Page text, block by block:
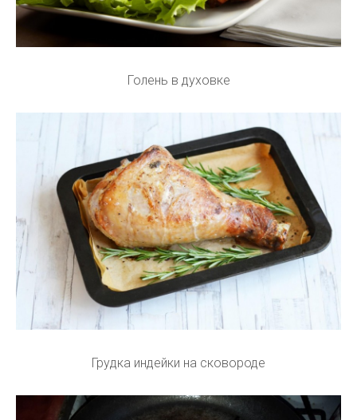
Голень в духовке
Грудка индейки на сковороде